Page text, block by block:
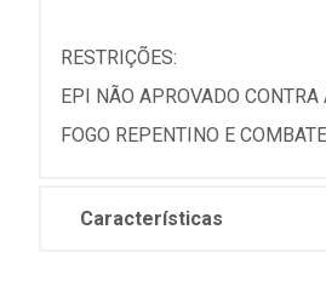
RESTRIÇÕES:
EPI NÃO APROVADO CONTRA
FOGO REPENTINO E
Características